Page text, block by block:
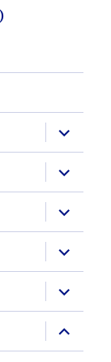
öffnen
öffnen
öffnen
öffnen
öffnen
öffnen